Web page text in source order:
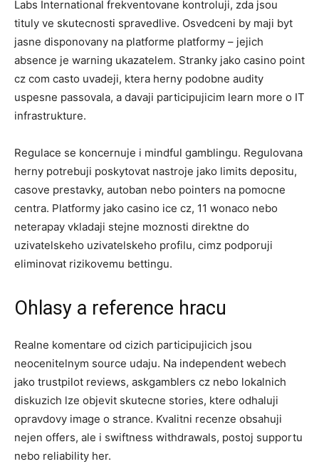
Labs International frekventovane kontroluji, zda jsou
tituly ve skutecnosti spravedlive. Osvedceni by maji byt
jasne disponovany na platforme platformy – jejich
absence je warning ukazatelem. Stranky jako casino point
cz com casto uvadeji, ktera herny podobne audity
uspesne passovala, a davaji participujicim learn more o IT
infrastrukture.
Regulace se koncernuje i mindful gamblingu. Regulovana
herny potrebuji poskytovat nastroje jako limits depositu,
casove prestavky, autoban nebo pointers na pomocne
centra. Platformy jako casino ice cz, 11 wonaco nebo
neterapay vkladaji stejne moznosti direktne do
uzivatelskeho uzivatelskeho profilu, cimz podporuji
eliminovat rizikovemu bettingu.
Ohlasy a reference hracu
Realne komentare od cizich participujicich jsou
neocenitelnym source udaju. Na independent webech
jako trustpilot reviews, askgamblers cz nebo lokalnich
diskuzich lze objevit skutecne stories, ktere odhaluji
opravdovy image o strance. Kvalitni recenze obsahuji
nejen offers, ale i swiftness withdrawals, postoj supportu
nebo reliability her.